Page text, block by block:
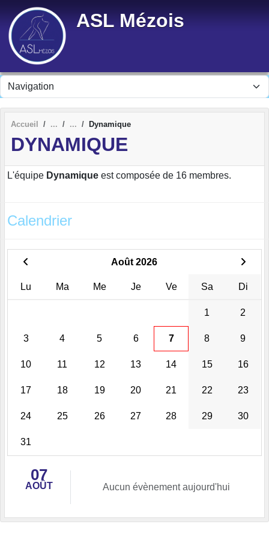
ASL Mézois
Accueil Dynamique
DYNAMIQUE
L'équipe Dynamique est composée de 16 membres.
Calendrier
Août 2026
Lu Ma Me Je Ve Sa Di
1 2
3 4 5 6 7 8 9
10 11 12 13 14 15 16
17 18 19 20 21 22 23
24 25 26 27 28 29 30
31
07
AOÛT Aucun évènement aujourd'hui
Panneau de gestion des cookies